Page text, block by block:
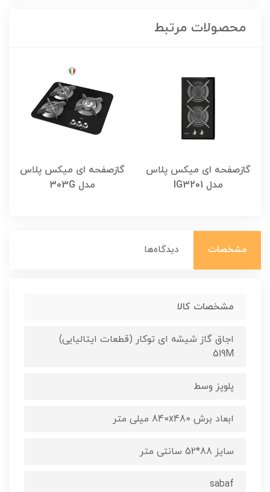
محصولات مرتبط
گازصفحه ای میکس پلاس
مدل IG3201
گازصفحه ای میکس پلاس
مدل 303G
مشخصات دیدگاه‌ها
مشخصات کالا
اجاق گاز شیشه ای توکار (قطعات ایتالیایی)
519M
پلوپز وسط
ابعاد برش 840x480 میلی متر
سایز 88*52 سانتی متر
sabaf